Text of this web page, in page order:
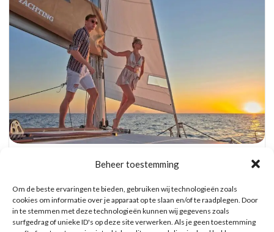
Beheer toestemming
Om de beste ervaringen te bieden, gebruiken wij technologieën zoals
cookies om informatie over je apparaat op te slaan en/of te raadplegen. Door
in te stemmen met deze technologieën kunnen wij gegevens zoals
surfgedrag of unieke ID's op deze site verwerken. Als je geen toestemming
Open Bar
WAT ZE OVER ONS ZEGGEN